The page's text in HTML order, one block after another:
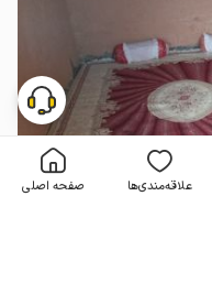
علاقه‌مندی‌ها صفحه اصلی